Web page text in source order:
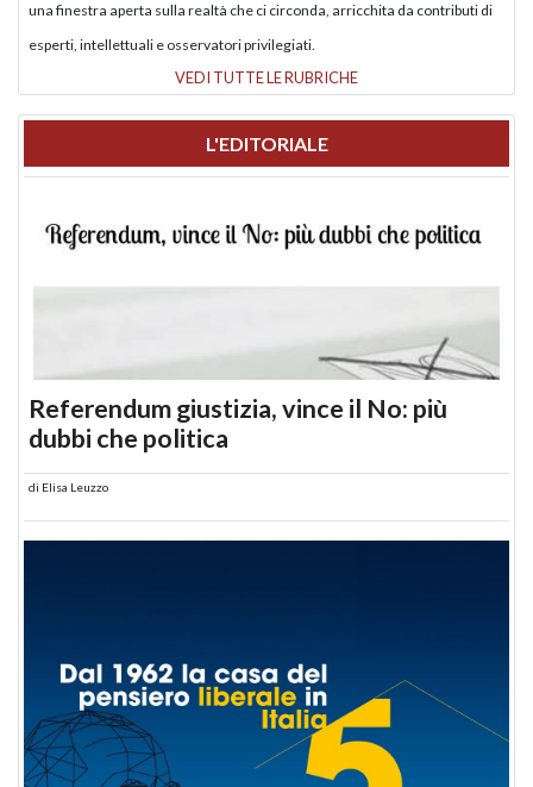
una finestra aperta sulla realtà che ci circonda, arricchita da contributi di
esperti, intellettuali e osservatori privilegiati.
VEDI TUTTE LE RUBRICHE
L'EDITORIALE
Referendum giustizia, vince il No: più
dubbi che politica
di Elisa Leuzzo